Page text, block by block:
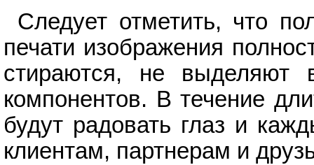
Следует отметить, что
печати изображения
стираются, не выделяют
компонентов. В течение
будут радовать глаз и
клиентам, партнерам и